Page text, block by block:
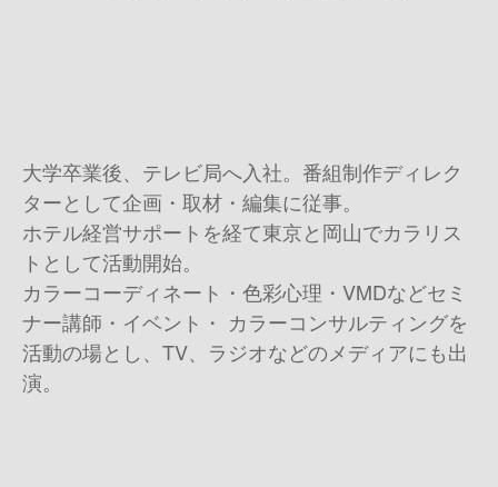
大学卒業後、テレビ局へ入社。番組制作ディレク
ターとして企画・取材・編集に従事。
ホテル経営サポートを経て東京と岡山でカラリス
トとして活動開始。
カラーコーディネート・色彩心理・VMDなどセミ
ナー講師・イベント・ カラーコンサルティングを
活動の場とし、TV、ラジオなどのメディアにも出
演。